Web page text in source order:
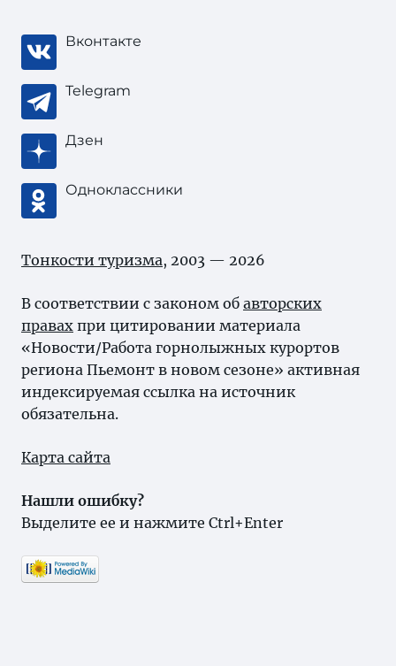
Вконтакте
Telegram
Дзен
Одноклассники
Тонкости туризма, 2003 — 2026
В соответствии с законом об авторских
правах при цитировании материала
«Новости/Работа горнолыжных курортов
региона Пьемонт в новом сезоне» активная
индексируемая ссылка на источник
обязательна.
Карта сайта
Нашли ошибку?
Выделите ее и нажмите Ctrl+Enter